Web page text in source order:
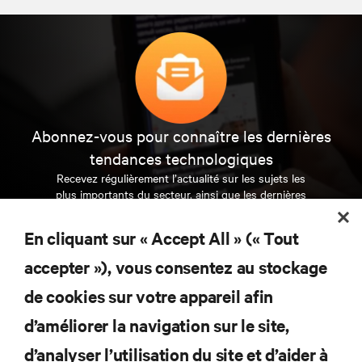
Abonnez-vous pour connaître les dernières
tendances technologiques
Recevez régulièrement l’actualité sur les sujets les
plus importants du secteur, ainsi que les dernières
et des infrastructures informatiques critiques.
S’INSCRIRE MAINTENANT
RESSOURCES
En cliquant sur « Accept All » (« Tout
accepter »), vous consentez au stockage
de cookies sur votre appareil afin
d’améliorer la navigation sur le site,
d’analyser l’utilisation du site et d’aider à